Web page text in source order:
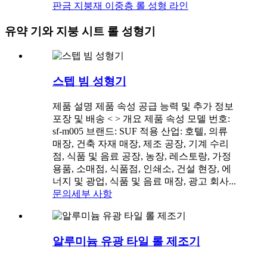
판금 지붕재 이중층 롤 성형 라인
유약 기와 지붕 시트 롤 성형기
스텝 빔 성형기
제품 설명 제품 속성 공급 능력 및 추가 정보
포장 및 배송 < > 개요 제품 속성 모델 번호:
sf-m005 브랜드: SUF 적용 산업: 호텔, 의류
매장, 건축 자재 매장, 제조 공장, 기계 수리
점, 식품 및 음료 공장, 농장, 레스토랑, 가정
용품, 소매점, 식품점, 인쇄소, 건설 현장, 에
너지 및 광업, 식품 및 음료 매장, 광고 회사...
문의 세부 사항
알루미늄 유광 타일 롤 제조기